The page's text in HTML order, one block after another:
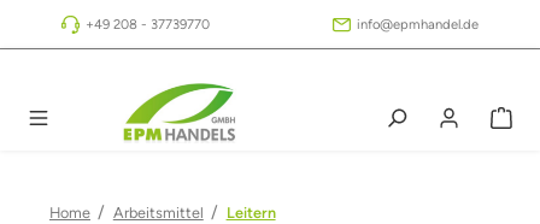
Zum Hauptinhalt springen
+49 208 - 37739770 info@epmhandel.de
Home / Arbeitsmittel / Leitern